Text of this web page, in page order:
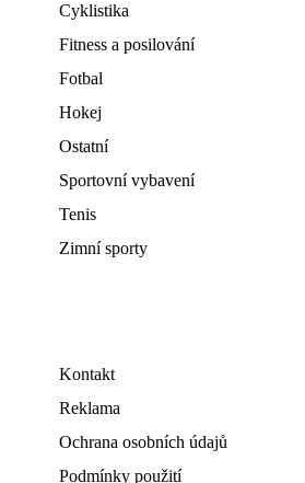
Cyklistika
Fitness a posilování
Fotbal
Hokej
Ostatní
Sportovní vybavení
Tenis
Zimní sporty
Kontakt
Reklama
Ochrana osobních údajů
Podmínky použití